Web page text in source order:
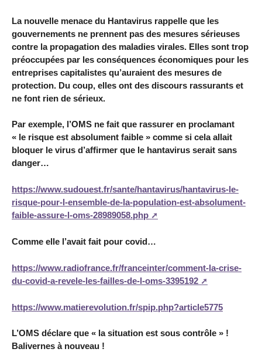
La nouvelle menace du Hantavirus rappelle que les
gouvernements ne prennent pas des mesures sérieuses
contre la propagation des maladies virales. Elles sont trop
préoccupées par les conséquences économiques pour les
entreprises capitalistes qu’auraient des mesures de
protection. Du coup, elles ont des discours rassurants et
ne font rien de sérieux.
Par exemple, l’OMS ne fait que rassurer en proclamant
« le risque est absolument faible » comme si cela allait
bloquer le virus d’affirmer que le hantavirus serait sans
danger…
https://www.sudouest.fr/sante/hantavirus/hantavirus-le-
risque-pour-l-ensemble-de-la-population-est-absolument-
faible-assure-l-oms-28989058.php
Comme elle l’avait fait pour covid…
https://www.radiofrance.fr/franceinter/comment-la-crise-
du-covid-a-revele-les-failles-de-l-oms-3395192
https://www.matierevolution.fr/spip.php?article5775
L’OMS déclare que « la situation est sous contrôle » !
Balivernes à nouveau !